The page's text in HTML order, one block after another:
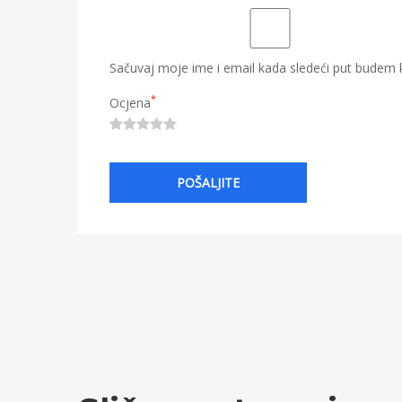
Sačuvaj moje ime i email kada sledeći put budem
Ocjena*